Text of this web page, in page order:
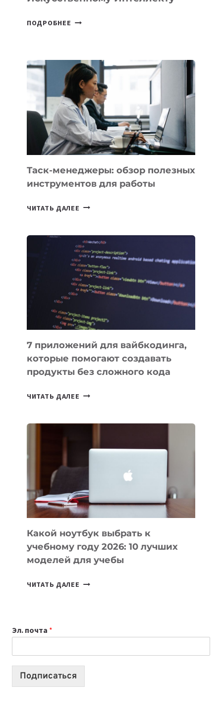
ПОДРОБНЕЕ
НОВЫЕ
ПРЕДМЕТЫ
ПО
ИСКУССТВЕННОМУ
ИНТЕЛЛЕКТУ
Таск-менеджеры: обзор полезных
инструментов для работы
ЧИТАТЬ ДАЛЕЕ ТАСК-
ПОЛЕЗНЫХ
ИНСТРУМЕНТОВ
ДЛЯ
РАБОТЫ
7 приложений для вайбкодинга,
которые помогают создавать
продукты без сложного кода
ЧИТАТЬ ДАЛЕЕ 7
ПОМОГАЮТ
СОЗДАВАТЬ
БЕЗ
СЛОЖНОГО
КОДА
Какой ноутбук выбрать к
учебному году 2026: 10 лучших
моделей для учебы
ЧИТАТЬ ДАЛЕЕ КАКОЙ
2026:
10
Эл. почта *
Подписаться